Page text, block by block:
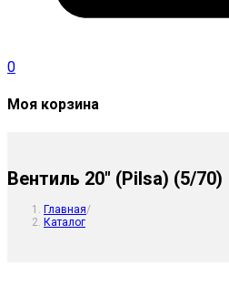
0
Моя корзина
Вентиль 20″ (Pilsa) (5/70)
Главная/
Каталог